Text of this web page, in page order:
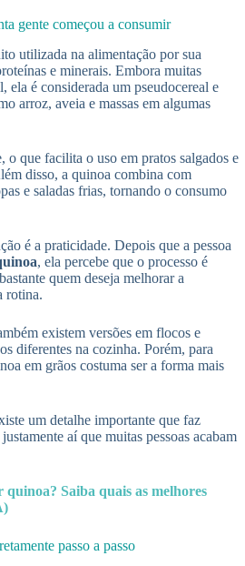
gente começou a consumir
utilizada na alimentação por sua
e minerais. Embora muitas
ela é considerada um pseudocereal e
arroz, aveia e massas em algumas
o que facilita o uso em pratos salgados e
disso, a quinoa combina com
e saladas frias, tornando o consumo
é a praticidade. Depois que a pessoa
, ela percebe que o processo é
quem deseja melhorar a
rotina.
existem versões em flocos e
diferentes na cozinha. Porém, para
em grãos costuma ser a forma mais
um detalhe importante que faz
aí que muitas pessoas acabam
quinoa? Saiba quais as melhores
passo a passo